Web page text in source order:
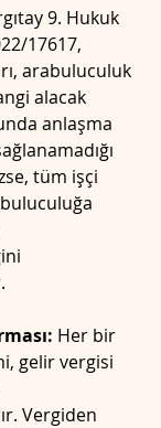
9. Hukuk
17617,
arabuluculuk
alacak
anlaşma
tüm işçi
Her bir
gelir vergisi
Vergiden